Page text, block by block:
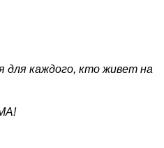
для каждого, кто живет на